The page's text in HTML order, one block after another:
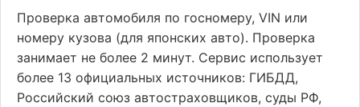
Проверка автомобиля по госномеру, VIN или
номеру кузова (для японских авто). Проверка
занимает не более 2 минут. Сервис использует
более 13 официальных источников: ГИБДД,
Российский союз автостраховщиков, суды РФ,